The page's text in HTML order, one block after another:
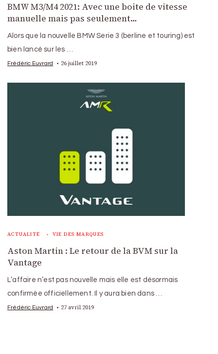
BMW M3/M4 2021: Avec une boite de vitesse
manuelle mais pas seulement…
Alors que la nouvelle BMW Serie 3 (berline et touring) est
bien lancé sur les …
Frédéric Euvrard 26 juillet 2019
ACTUALITÉ VIE DES MARQUES
Aston Martin : Le retour de la BVM sur la
Vantage
L’affaire n’est pas nouvelle mais elle est désormais
confirmée officiellement. Il y aura bien dans …
Frédéric Euvrard 27 avril 2019